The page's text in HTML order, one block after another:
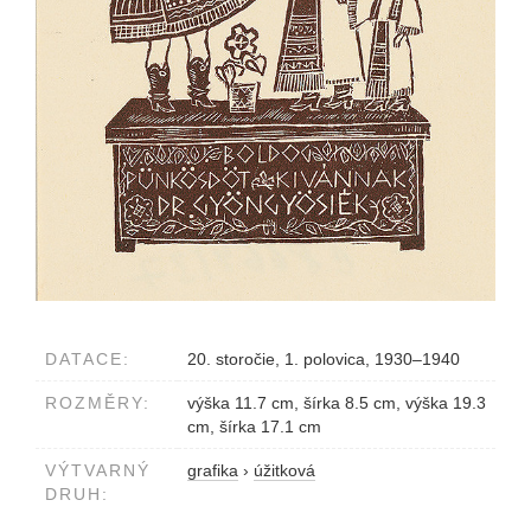
DATACE: 20. storočie, 1. polovica, 1930–1940
ROZMĚRY:
výška 11.7 cm, šírka 8.5 cm, výška 19.3
cm, šírka 17.1 cm
VÝTVARNÝ
DRUH:
grafika › úžitková